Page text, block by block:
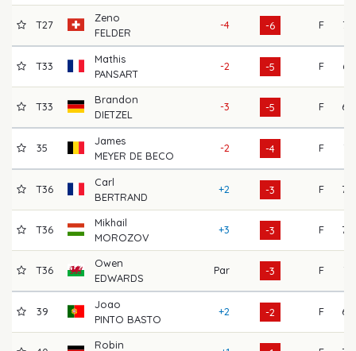
T27
Zeno
FELDER
-4 -6 F 77
T33
Mathis
PANSART
-2 -5 F 67
T33
Brandon
DIETZEL
-3 -5 F 69
35
James
MEYER DE BECO
-2 -4 F 74
T36
Carl
BERTRAND
+2 -3 F 70
T36
Mikhail
MOROZOV
+3 -3 F 70
T36
Owen
EDWARDS
Par -3 F 71
39
Joao
PINTO BASTO
+2 -2 F 68
Robin